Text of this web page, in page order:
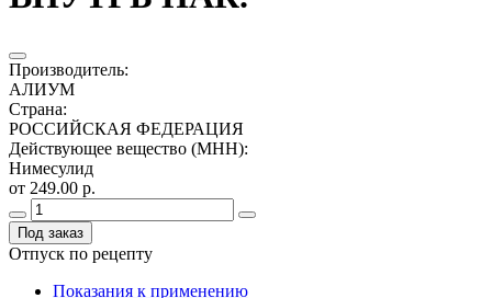
Производитель:
АЛИУМ
Страна:
РОССИЙСКАЯ ФЕДЕРАЦИЯ
Действующее вещество (МНН):
Нимесулид
от 249.00 р.
Под заказ
Отпуск по рецепту
Показания к применению